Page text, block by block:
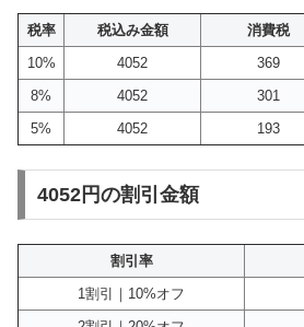
税率 税込み金額 消費税
10%
4052 369
8%
4052 301
5%
4052 193
4052円の割引金額
割引率
1割引｜10%オフ